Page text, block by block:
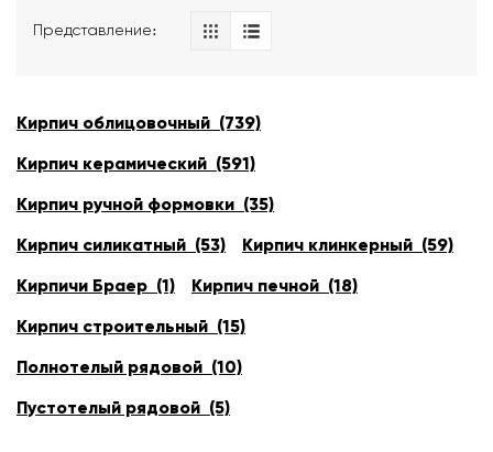
Представление։
Кирпич облицовочный (739)
Кирпич керамический (591)
Кирпич ручной формовки (35)
Кирпич силикатный (53)
Кирпич клинкерный (59)
Кирпичи Браер (1)
Кирпич печной (18)
Кирпич строительный (15)
Полнотелый рядовой (10)
Пустотелый рядовой (5)